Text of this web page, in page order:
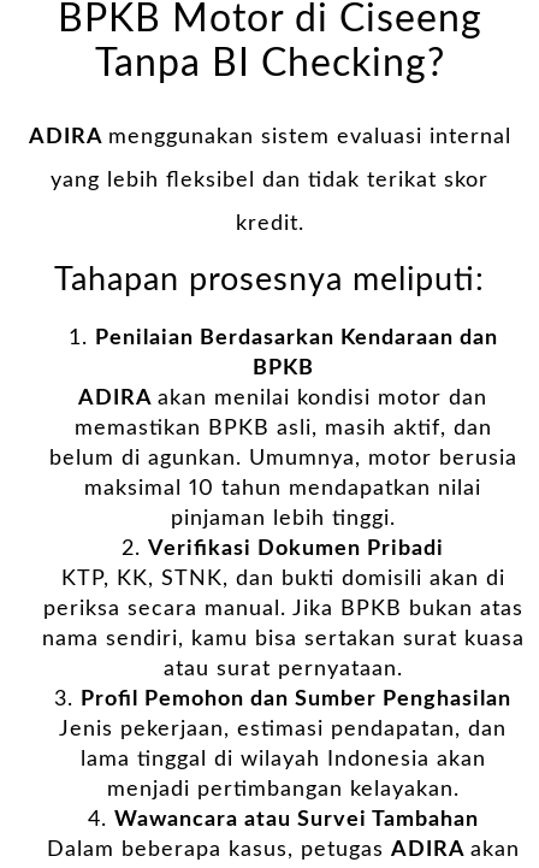
BPKB Motor di Ciseeng
Tanpa BI Checking?
ADIRA menggunakan sistem evaluasi internal
yang lebih fleksibel dan tidak terikat skor
kredit.
Tahapan prosesnya meliputi:
Penilaian Berdasarkan Kendaraan dan
BPKB
ADIRAakan menilai kondisi motor dan
memastikan BPKB asli, masih aktif, dan
belum di agunkan. Umumnya, motor berusia
maksimal 10 tahun mendapatkan nilai
pinjaman lebih tinggi.
Verifikasi Dokumen Pribadi
KTP, KK, STNK, dan bukti domisili akan di
periksa secara manual. Jika BPKB bukan atas
nama sendiri, kamu bisa sertakan surat kuasa
atau surat pernyataan.
Profil Pemohon dan Sumber Penghasilan
Jenis pekerjaan, estimasi pendapatan, dan
lama tinggal di wilayah Indonesia akan
menjadi pertimbangan kelayakan.
Wawancara atau Survei Tambahan
Dalam beberapa kasus, petugas ADIRA akan